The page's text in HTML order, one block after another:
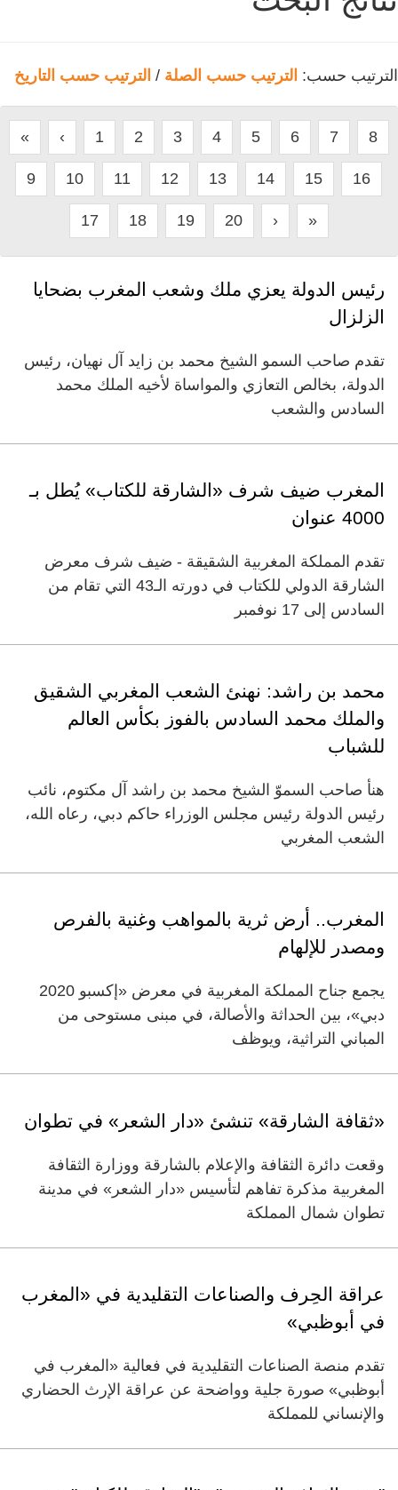
الترتيب حسب: الترتيب حسب الصلة / الترتيب حسب التاريخ
« ‹ 1 2 3 4 5 6 7 8
9 10 11 12 13 14 15 16
17 18 19 20 › »
رئيس الدولة يعزي ملك وشعب المغرب بضحايا
الزلزال
تقدم صاحب السمو الشيخ محمد بن زايد آل نهيان، رئيس
الدولة، بخالص التعازي والمواساة لأخيه الملك محمد
السادس والشعب
المغرب ضيف شرف «الشارقة للكتاب» يُطل بـ
4000 عنوان
تقدم المملكة المغربية الشقيقة - ضيف شرف معرض
الشارقة الدولي للكتاب في دورته الـ43 التي تقام من
السادس إلى 17 نوفمبر
محمد بن راشد: نهنئ الشعب المغربي الشقيق
والملك محمد السادس بالفوز بكأس العالم
للشباب
هنأ صاحب السموّ الشيخ محمد بن راشد آل مكتوم، نائب
رئيس الدولة رئيس مجلس الوزراء حاكم دبي، رعاه الله،
الشعب المغربي
المغرب.. أرض ثرية بالمواهب وغنية بالفرص
ومصدر للإلهام
يجمع جناح المملكة المغربية في معرض «إكسبو 2020
دبي»، بين الحداثة والأصالة، في مبنى مستوحى من
المباني التراثية، ويوظف
«ثقافة الشارقة» تنشئ «دار الشعر» في تطوان
وقعت دائرة الثقافة والإعلام بالشارقة ووزارة الثقافة
المغربية مذكرة تفاهم لتأسيس «دار الشعر» في مدينة
تطوان شمال المملكة
عراقة الحِرف والصناعات التقليدية في «المغرب
في أبوظبي»
تقدم منصة الصناعات التقليدية في فعالية «المغرب في
أبوظبي» صورة جلية وواضحة عن عراقة الإرث الحضاري
والإنساني للمملكة